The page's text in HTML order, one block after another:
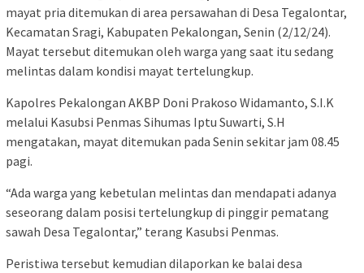
mayat pria ditemukan di area persawahan di Desa Tegalontar,
Kecamatan Sragi, Kabupaten Pekalongan, Senin (2/12/24).
Mayat tersebut ditemukan oleh warga yang saat itu sedang
melintas dalam kondisi mayat tertelungkup.
Kapolres Pekalongan AKBP Doni Prakoso Widamanto, S.I.K
melalui Kasubsi Penmas Sihumas Iptu Suwarti, S.H
mengatakan, mayat ditemukan pada Senin sekitar jam 08.45
pagi.
“Ada warga yang kebetulan melintas dan mendapati adanya
seseorang dalam posisi tertelungkup di pinggir pematang
sawah Desa Tegalontar,” terang Kasubsi Penmas.
Peristiwa tersebut kemudian dilaporkan ke balai desa